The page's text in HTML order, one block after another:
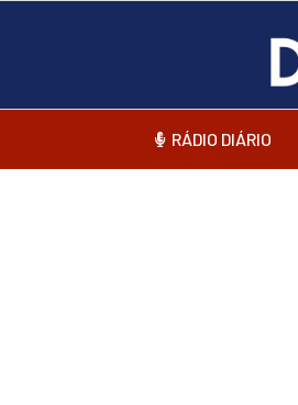
RÁDIO DIÁRIO